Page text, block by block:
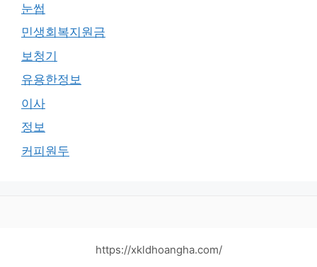
눈썹
민생회복지원금
보청기
유용한정보
이사
정보
커피원두
https://xkldhoangha.com/